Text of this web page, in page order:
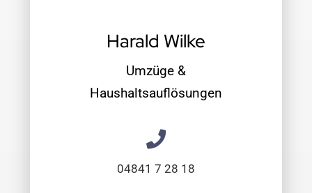
Harald Wilke
Umzüge &
Haushaltsauflösungen
04841 7 28 18